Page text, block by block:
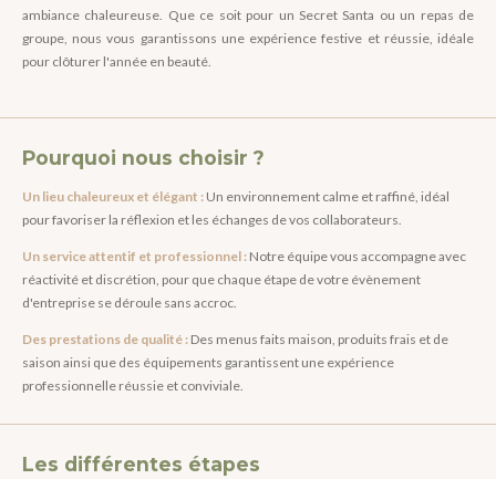
ambiance chaleureuse. Que ce soit pour un Secret Santa ou un repas de
groupe, nous vous garantissons une expérience festive et réussie, idéale
pour clôturer l'année en beauté.
Pourquoi nous choisir ?
Un lieu chaleureux et élégant : Un environnement calme et raffiné, idéal
pour favoriser la réflexion et les échanges de vos collaborateurs.
Un service attentif et professionnel : Notre équipe vous accompagne avec
réactivité et discrétion, pour que chaque étape de votre évènement
d'entreprise se déroule sans accroc.
Des prestations de qualité : Des menus faits maison, produits frais et de
saison ainsi que des équipements garantissent une expérience
professionnelle réussie et conviviale.
Les différentes étapes